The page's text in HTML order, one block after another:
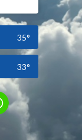
35°
33°